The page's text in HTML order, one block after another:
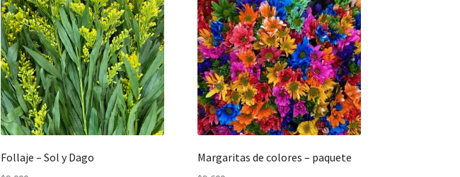
Follaje – Sol y Dago Margaritas de colores – paquete